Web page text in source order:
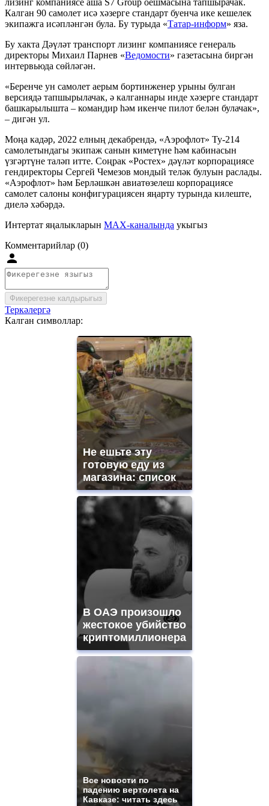
Калган 90 самолет исә хәзерге стандарт буенча ике кешелек
экипажга исәпләнгән була. Бу турыда «Татар-информ» яза.
Бу хакта Дәүләт транспорт лизинг компаниясе генераль
директоры Михаил Парнев «Ведомости» газетасына биргән
интервьюда сөйләгән.
«Беренче ун самолет аерым бортинженер урыны булган
версиядә тапшырылачак, ә калганнары инде хәзерге стандарт
башкарылышта – командир һәм икенче пилот белән булачак»,
– дигән ул.
Моңа кадәр, 2022 елның декабрендә, «Аэрофлот» Ту-214
самолетындагы экипаж санын киметүне һәм кабинасын
үзгәртүне таләп итте. Соңрак «Ростех» дәүләт корпорациясе
гендиректоры Сергей Чемезов мондый теләк булуын раслады.
«Аэрофлот» һәм Берләшкән авиатөзелеш корпорациясе
самолет салоны конфигурациясен яңарту турында килеште,
диелә хәбәрдә.
Интертат яңалыкларын MAX-каналында укыгыз
Комментарийлар (0)
Фикерегезне калдырыгыз
Теркәлергә
Калган символлар:
Не ешьте эту
готовую еду из
магазина: список
В ОАЭ произошло
жестокое убийство
криптомиллионера
Все новости по
падению вертолета на
Кавказе: читать здесь